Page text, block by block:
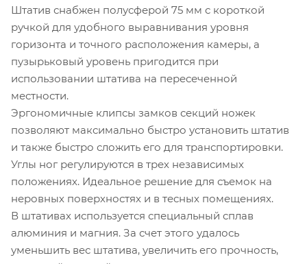
Штатив снабжен полусферой 75 мм с короткой
ручкой для удобного выравнивания уровня
горизонта и точного расположения камеры, а
пузырьковый уровень пригодится при
использовании штатива на пересеченной
местности.
Эргономичные клипсы замков секций ножек
позволяют максимально быстро установить штатив
и также быстро сложить его для транспортировки.
Углы ног регулируются в трех независимых
положениях. Идеальное решение для съемок на
неровных поверхностях и в тесных помещениях.
В штативах используется специальный сплав
алюминия и магния. За счет этого удалось
уменьшить вес штатива, увеличить его прочность,